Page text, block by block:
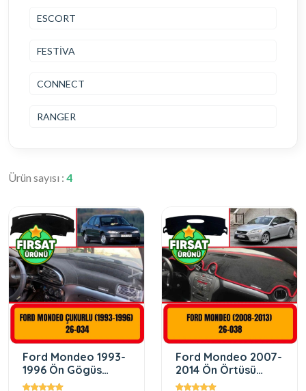
ESCORT
FESTİVA
CONNECT
RANGER
Ürün sayısı : 4
Ford Mondeo 1993-
1996 Ön Gögüs
Panel Torpido
Ford Mondeo 2007-
2014 Ön Örtüsü
Göğüs Panel